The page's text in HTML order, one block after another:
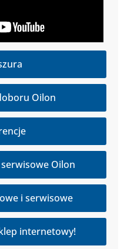
Oilon
Oilon
i serwisowe
internetowy!